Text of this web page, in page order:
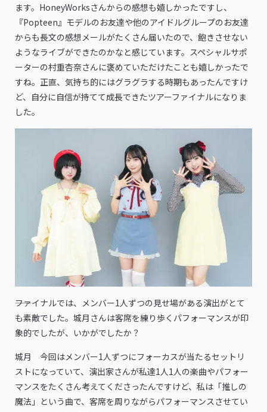
ます。HoneyWorksさんからの感想も嬉しかったですし、
『Popteen』モデルのお友達や他のアイドルグループのお友達
からも長文の感想メールがたくさん届いたので、飽きさせない
ようなライブができたのかなと感じています。スペシャルサポ
ーターの村重杏奈さんに褒めていただけたことも嬉しかったで
すね。正直、気持ち的にはグラグラする時期もあったんですけ
ど、自分に自信が持てて成長できたツアーファイナルになりま
した。
――ファイナルでは、メンバー1人ずつの見せ場がある演出がとて
も素敵でした。城月さんは客席を練り歩くパフォーマンスが印
象的でしたが、いかがでしたか？
城月 今回はメンバー1人ずつにフォーカスが当たるセットリ
ストになっていて、演出家さんが私達1人1人の楽曲やパフォー
マンスをたくさん考えてくださったんですけど、私は「推しの
魔法」という曲で、客席を周りながらパフォーマンスさせてい